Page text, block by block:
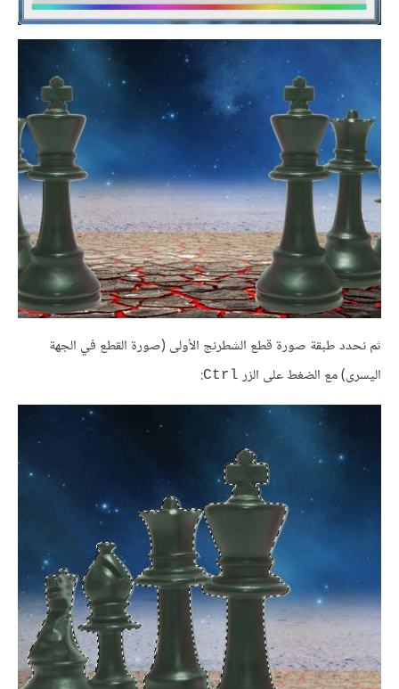
ثم نحدد طبقة صورة قطع الشطرنج الأولى (صورة القطع في الجهة
اليسرى) مع الضغط على الزر Ctrl
: